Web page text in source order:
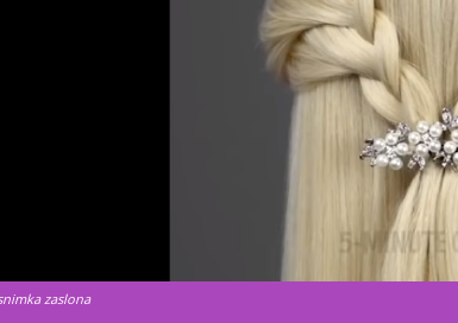
zaslona